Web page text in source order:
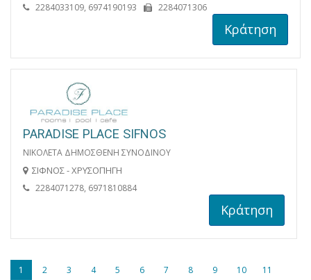
2284033109, 6974190193 2284071306
Κράτηση
PARADISE PLACE SIFNOS
ΝΙΚΟΛΕΤΑ ΔΗΜΟΣΘΕΝΗ ΣΥΝΟΔΙΝΟΥ
ΣΙΦΝΟΣ - ΧΡΥΣΟΠΗΓΗ
2284071278, 6971810884
Κράτηση
1 2 3 4 5 6 7 8 9 10
11